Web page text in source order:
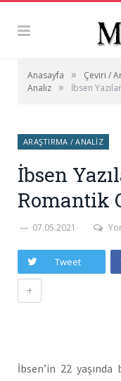
Anasayfa » Çeviri /
Analiz » İbsen
ARAŞTIRMA / ANALIZ
İbsen
Romantik
07.05.2021
Tweet
+
İbsen’in 22